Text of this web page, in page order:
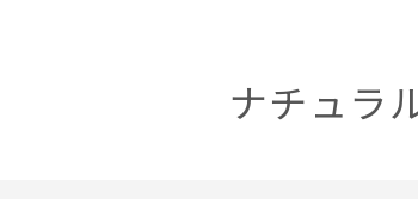
ナチュラ